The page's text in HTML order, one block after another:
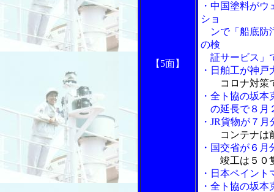
【5面】
・中国塗料が
ショ
ンで「船底防
の検
証サービス」
・日舶工が神
コロナ対策
・全ト協の坂
の延長で８月
・JR貨物が７
コンテナは
・国交省が６
竣工は５０
・日本ペイン
・全ト協の坂